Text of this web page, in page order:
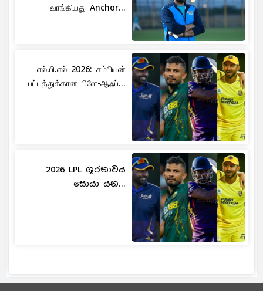
வாங்கியது Anchor...
எல்.பி.எல் 2026: சம்பியன்
பட்டத்துக்கான பிளே-ஆஃப்...
2026 LPL ශූරතාවය
සොයා යන...